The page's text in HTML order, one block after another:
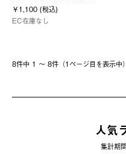
￥1,100 (税込)
EC在庫なし
8件中 1 〜 8件（1ページ⽬を表⽰中）
人気
集計期